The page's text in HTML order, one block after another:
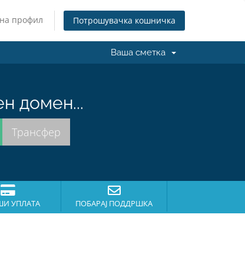
профил Потрошувачка кошничка
Ваша сметка
домен...
УПЛАТА ПОБАРАЈ ПОДДРШКА